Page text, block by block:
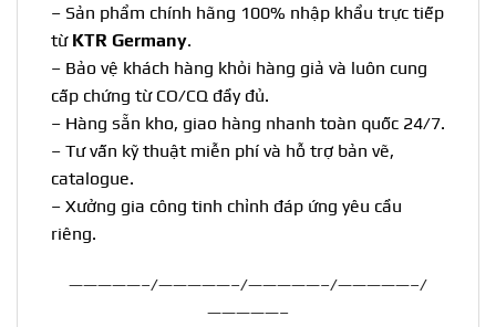
– Sản phẩm chính hãng 100% nhập khẩu trực tiếp
từ KTR Germany.
– Bảo vệ khách hàng khỏi hàng giả và luôn cung
cấp chứng từ CO/CQ đầy đủ.
– Hàng sẵn kho, giao hàng nhanh toàn quốc 24/7.
– Tư vấn kỹ thuật miễn phí và hỗ trợ bản vẽ,
catalogue.
– Xưởng gia công tinh chỉnh đáp ứng yêu cầu
riêng.
—————–/—————–/—————–/—————–/
—————–